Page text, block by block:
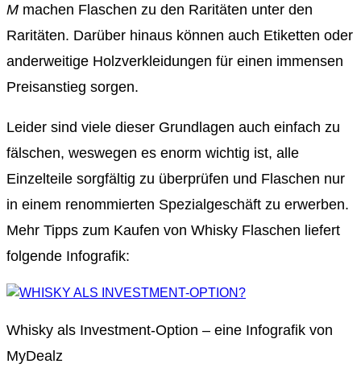
M machen Flaschen zu den Raritäten unter den
Raritäten. Darüber hinaus können auch Etiketten oder
anderweitige Holzverkleidungen für einen immensen
Preisanstieg sorgen.
Leider sind viele dieser Grundlagen auch einfach zu
fälschen, weswegen es enorm wichtig ist, alle
Einzelteile sorgfältig zu überprüfen und Flaschen nur
in einem renommierten Spezialgeschäft zu erwerben.
Mehr Tipps zum Kaufen von Whisky Flaschen liefert
folgende Infografik:
Whisky als Investment-Option – eine Infografik von
MyDealz